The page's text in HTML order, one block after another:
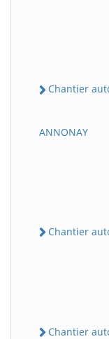
Chantier
ANNONAY
Chantier
Chantier